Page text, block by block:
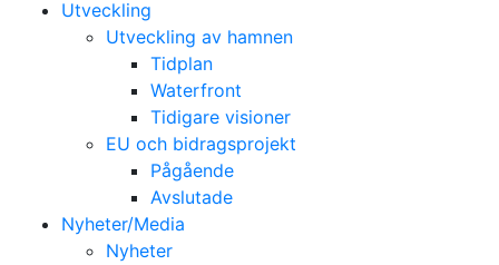
Utveckling
Utveckling av hamnen
Tidplan
Waterfront
Tidigare visioner
EU och bidragsprojekt
Pågående
Avslutade
Nyheter/Media
Nyheter